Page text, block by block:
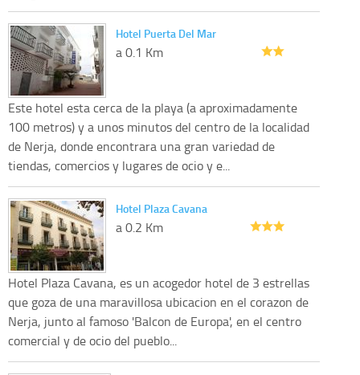
Hotel Puerta Del Mar
a 0.1 Km
Este hotel esta cerca de la playa (a aproximadamente
100 metros) y a unos minutos del centro de la localidad
de Nerja, donde encontrara una gran variedad de
tiendas, comercios y lugares de ocio y e...
Hotel Plaza Cavana
a 0.2 Km
Hotel Plaza Cavana, es un acogedor hotel de 3 estrellas
que goza de una maravillosa ubicacion en el corazon de
Nerja, junto al famoso 'Balcon de Europa', en el centro
comercial y de ocio del pueblo...